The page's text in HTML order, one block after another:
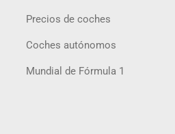
Precios de coches
Coches autónomos
Mundial de Fórmula 1